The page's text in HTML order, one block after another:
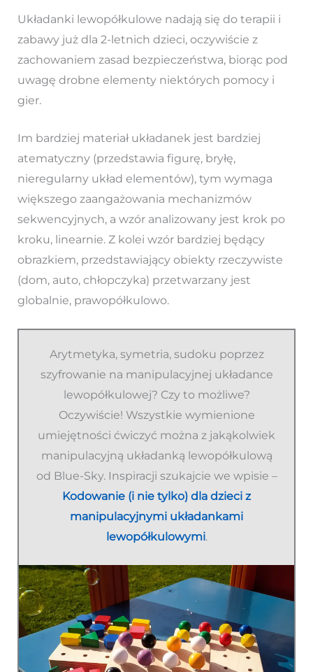
Układanki lewopółkulowe nadają się do terapii i
zabawy już dla 2-letnich dzieci, oczywiście z
zachowaniem zasad bezpieczeństwa, biorąc pod
uwagę drobne elementy niektórych pomocy i
gier.
Im bardziej materiał układanek jest bardziej
atematyczny (przedstawia figurę, bryłę,
nieregularny układ elementów), tym wymaga
większego zaangażowania mechanizmów
sekwencyjnych, a wzór analizowany jest krok po
kroku, linearnie. Z kolei wzór bardziej będący
obrazkiem, przedstawiający obiekty rzeczywiste
(dom, auto, chłopczyka) przetwarzany jest
globalnie, prawopółkulowo.
Arytmetyka, symetria, sudoku poprzez
szyfrowanie na manipulacyjnej układance
lewopółkulowej? Czy to możliwe?
Oczywiście! Wszystkie wymienione
umiejętności ćwiczyć można z jakąkolwiek
manipulacyjną układanką lewopółkulową
od Blue-Sky. Inspiracji szukajcie we wpisie –
Kodowanie (i nie tylko) dla dzieci z
manipulacyjnymi układankami
lewopółkulowymi.